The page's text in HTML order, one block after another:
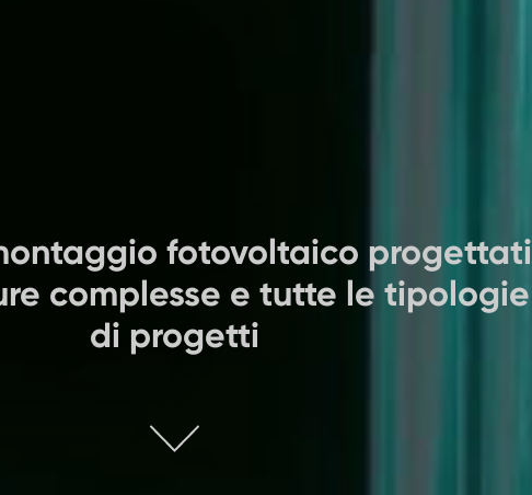
fotovoltaico progettati
complesse e tutte le tipologie
di progetti